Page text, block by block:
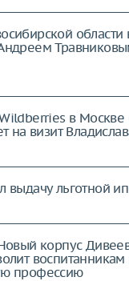
области
в Москве
на визит
выдачу льготной
корпус
воспитанникам
профессию